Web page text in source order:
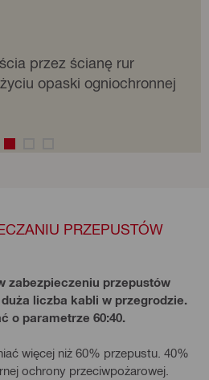
przez ścianę rur
opaski ogniochronnej
PRZEPUSTÓW
zabezpieczeniu przepustów
liczba kabli w przegrodzie.
o parametrze 60:40.
więcej niż 60% przepustu. 40%
ochrony przeciwpożarowej.